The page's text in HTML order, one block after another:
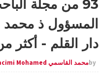
93 من مجلة
المسؤول ذ محمد
دار القلم - أكثر من 64 دراسة
byمحمد القاسمي Al kacimi Mohamed